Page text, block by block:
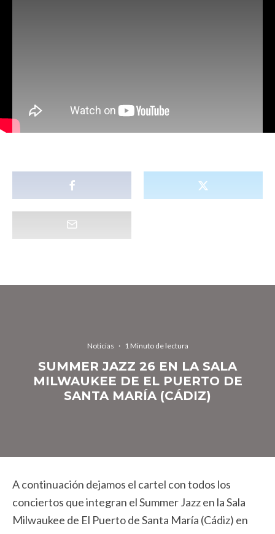
Noticias · 1 Minuto de lectura
SUMMER JAZZ 26 EN LA SALA
MILWAUKEE DE EL PUERTO DE
SANTA MARÍA (CÁDIZ)
A continuación dejamos el cartel con todos los
conciertos que integran el Summer Jazz en la Sala
Milwaukee de El Puerto de Santa María (Cádiz) en